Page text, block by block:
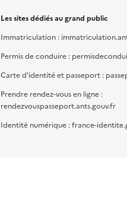
Les sites dédiés au grand public
Immatriculation :
Permis de conduire :
Carte d'identité et passeport :
Prendre rendez-vous en ligne :
rendezvouspasseport.ants.gouv.fr
Identité numérique : france-